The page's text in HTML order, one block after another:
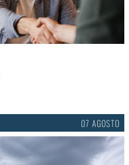
07 AGOSTO